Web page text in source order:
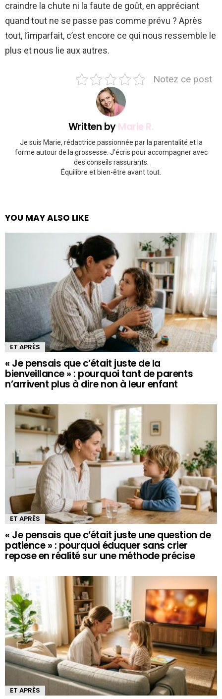
craindre la chute ni la faute de goût, en appréciant
quand tout ne se passe pas comme prévu ? Après
tout, l’imparfait, c’est encore ce qui nous ressemble le
plus et nous lie aux autres.
Notez ce post
Written byMarie R.
Je suis Marie, rédactrice passionnée par la parentalité et la
forme autour de la grossesse. J’écris pour accompagner avec
des conseils rassurants.
Équilibre et bien-être avant tout.
YOU MAY ALSO LIKE
ET APRÈS
« Je pensais que c’était juste de la
bienveillance » : pourquoi tant de parents
n’arrivent plus à dire non à leur enfant
ET APRÈS
« Je pensais que c’était juste une question de
patience » : pourquoi éduquer sans crier
repose en réalité sur une méthode précise
ET APRÈS